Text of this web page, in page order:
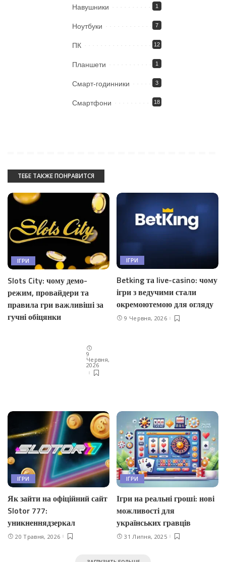
Навушники 1
Ноутбуки 7
ПК 12
Планшети 1
Смарт-годинники 3
Смартфони 18
ТЕБЕ ТАКЖЕ ПОНРАВИТСЯ
ІГРИ
Slots City: чому демо-
режим, провайдери та
правила гри важливіші за
гучні обіцянки
9
Червня,
2026
ІГРИ
Betking та live-casino: чому
ігри з ведучими стали
окремоютемою для огляду
9 Червня, 2026
ІГРИ
Як зайти на офіційний сайт
Slotor 777:
уникненнядзеркал
20 Травня, 2026
ІГРИ
Ігри на реальні гроші: нові
можливості для
українських гравців
31 Липня, 2025